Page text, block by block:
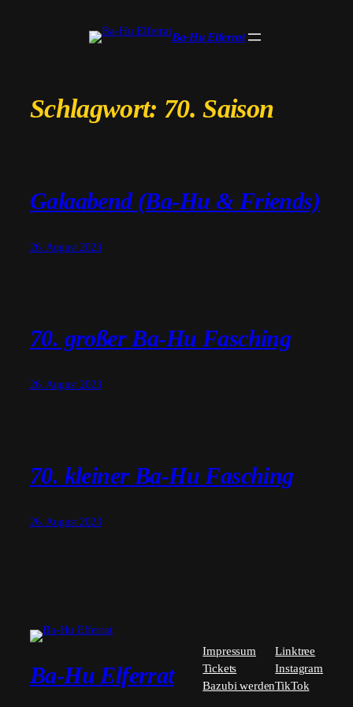
Ba-Hu Elferrat
Schlagwort: 70. Saison
Galaabend (Ba-Hu & Friends)
26. August 2023
70. großer Ba-Hu Fasching
26. August 2023
70. kleiner Ba-Hu Fasching
26. August 2023
Ba-Hu Elferrat
Impressum
Tickets
Bazubi werden
Linktree
Instagram
TikTok